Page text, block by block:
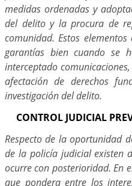
medidas ordenadas y
del delito y la procura de
comunidad. Estos
garantías bien cuando se
interceptado
afectación de derechos
investigación del delito.
CONTROL JUDICIAL
Respecto de la oportunidad
de la policía judicial existen
ocurre con posterioridad. En
que pondera entre los